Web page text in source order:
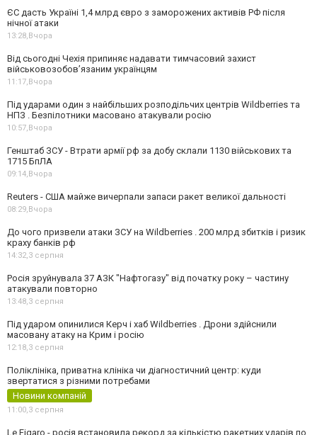
ЄС дасть Україні 1,4 млрд євро з заморожених активів РФ після
нічної атаки
13:28, Вчора
Від сьогодні Чехія припиняє надавати тимчасовий захист
військовозобов’язаним українцям
11:17, Вчора
Під ударами один з найбільших розподільчих центрів Wildberries та
НПЗ . Безпілотники масовано атакували росію
10:57, Вчора
Генштаб ЗСУ - Втрати армії рф за добу склали 1130 військових та
1715 БпЛА
09:14, Вчора
Reuters - США майже вичерпали запаси ракет великої дальності
08:29, Вчора
До чого призвели атаки ЗСУ на Wildberries . 200 млрд збитків і ризик
краху банків рф
14:32,3 серпня
Росія зруйнувала 37 АЗК "Нафтогазу" від початку року – частину
атакували повторно
13:48,3 серпня
Під ударом опинилися Керч і хаб Wildberries . Дрони здійснили
масовану атаку на Крим і росію
12:18,3 серпня
Поліклініка, приватна клініка чи діагностичний центр: куди
звертатися з різними потребами
Новини компаній
11:00,3 серпня
Le Figaro - росія встановила рекорд за кількістю ракетних ударів по